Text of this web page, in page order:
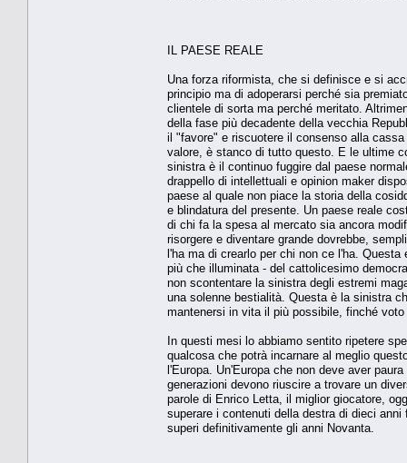
IL PAESE REALE
Una forza riformista, che si definisce e si
principio ma di adoperarsi perché sia
clientele di sorta ma perché meritato.
della fase più decadente della vecchia
il "favore" e riscuotere il consenso alla
valore, è stanco di tutto questo. E le ultime
sinistra è il continuo fuggire dal paese
drappello di intellettuali e opinion maker
paese al quale non piace la storia della
e blindatura del presente. Un paese reale
di chi fa la spesa al mercato sia ancora
risorgere e diventare grande dovrebbe,
l'ha ma di crearlo per chi non ce l'ha.
più che illuminata - del cattolicesimo
non scontentare la sinistra degli estremi
una solenne bestialità. Questa è la sinistra
mantenersi in vita il più possibile, finché
In questi mesi lo abbiamo sentito ripetere
qualcosa che potrà incarnare al meglio
l'Europa. Un'Europa che non deve aver
generazioni devono riuscire a trovare un
parole di Enrico Letta, il miglior giocatore,
superare i contenuti della destra di dieci
superi definitivamente gli anni Novanta.